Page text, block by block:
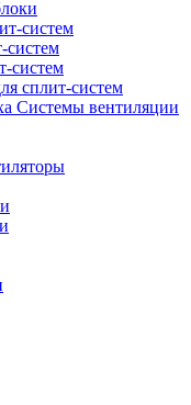
систем
систем
систем
сплит-систем
Системы вентиляции